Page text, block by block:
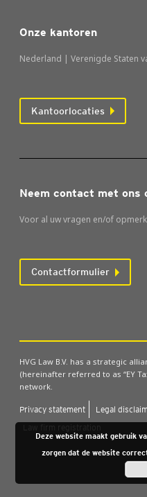
Onze kantoren
Nederland | Verenigde Staten
Kantoorlocaties
Neem contact met ons
Voor al uw vragen en/of
Contactformulier
HVG Law B.V. has a strategic
(hereinafter referred to as “EY
network.
Pri­va­cy sta­te­ment Legal
Deze website maakt gebruik
zorgen dat de website